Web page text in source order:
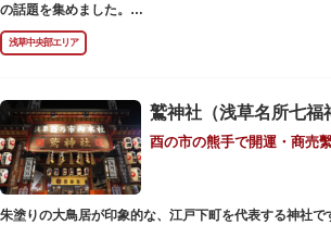
の話題を集めました。
現在は、B1階から地上3階までが松屋浅草の売り場。
で建設当時のシンボル・大時計も復活し、昭和の面影を
人々に親しまれています。地上1階は 浅草らしい下町銘
なので、お土産購入にも便利です。
浅草中央部エリア
酉の市の熊手で開運・商売
朱塗りの大鳥居が印象的な、江戸下町を代表する神社で